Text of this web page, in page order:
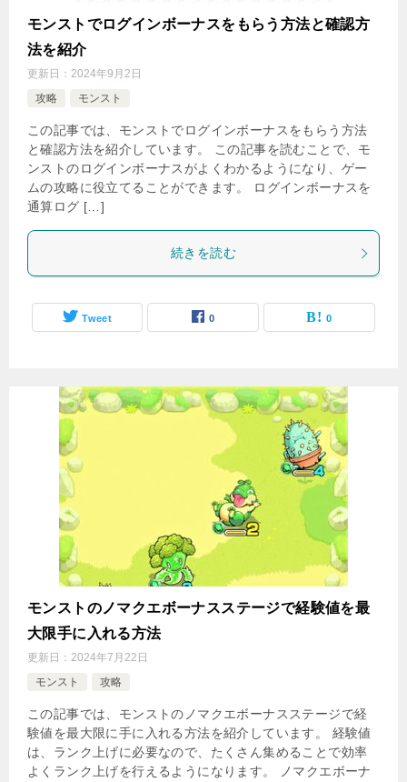
モンストでログインボーナスをもらう方法と確認方
法を紹介
更新日： 2024年9月2日
攻略
モンスト
この記事では、モンストでログインボーナスをもらう方法
と確認方法を紹介しています。 この記事を読むことで、モ
ンストのログインボーナスがよくわかるようになり、ゲー
ムの攻略に役立てることができます。 ログインボーナスを
通算ログ […]
続きを読む
Tweet 0 0
モンストのノマクエボーナスステージで経験値を最
大限手に入れる方法
更新日： 2024年7月22日
モンスト
攻略
この記事では、モンストのノマクエボーナスステージで経
験値を最大限に手に入れる方法を紹介しています。 経験値
は、ランク上げに必要なので、たくさん集めることで効率
よくランク上げを行えるようになります。 ノマクエボーナ